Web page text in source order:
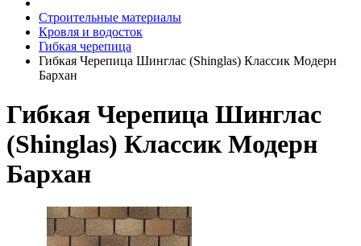
Строительные материалы
Кровля и водосток
Гибкая черепица
Гибкая Черепица Шинглас (Shinglas) Классик Модерн
Бархан
Гибкая Черепица Шинглас
(Shinglas) Классик Модерн
Бархан